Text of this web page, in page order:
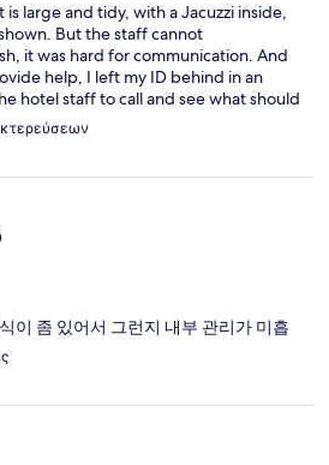
large and tidy, with a Jacuzzi inside,
But the staff cannot
it was hard for communication. And
help, I left my ID behind in an
hotel staff to call and see what should
to do so.
이 좀 있어서 그런지 내부 관리가 미흡